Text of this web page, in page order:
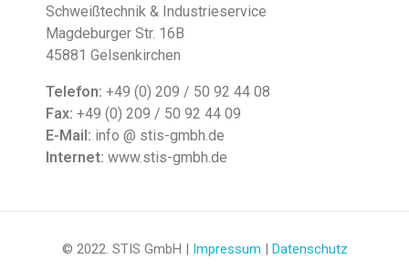
Schweißtechnik & Industrieservice
Magdeburger Str. 16B
45881 Gelsenkirchen
Telefon: +49 (0) 209 / 50 92 44 08
Fax: +49 (0) 209 / 50 92 44 09
E-Mail: info @ stis-gmbh.de
Internet: www.stis-gmbh.de
© 2022. STIS GmbH | Impressum | Datenschutz